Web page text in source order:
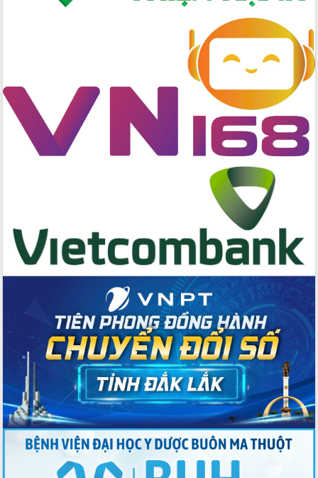
Đắk Lắk đẩy mạnh nuôi biển công
nghệ, hướng tới phát triển thủy sản
bền vững
Tập huấn nâng cao năng lực triển khai
chuyển đổi số cho cán bộ, công chức
Đẩy mạnh cải cách hành chính, quyết
tâm đạt được mục tiêu tăng trưởng
hai con số trong năm 2026
Tổ chức trang trọng Lễ hội Đền thờ
Lương Văn Chánh năm 2026
Phó Bí thư Tỉnh ủy Đắk Lắk Đỗ Hữu
Huy giữ chức Bí thư Đảng ủy Ủy Ban
Nhân dân tỉnh
Bệnh án điện tử thúc đẩy chuyển đổi
số y tế tại Đắk Lắk
Chuyển đổi số thư viện: Mở rộng
không gian tri thức trong thời đại số
Đánh giá, rút kinh nghiệm công tác tổ
chức diễn tập trước ngày bầu cử
Chương trình “Gặp gỡ hữu nghị –
Friendship Meeting New Year 2026”